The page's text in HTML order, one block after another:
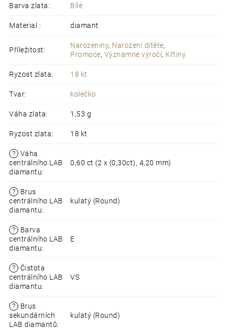
Barva zlata: Bílé
Material : diamant
Příležitost:
Narozeniny, Narození dítěte,
Promoce, Významné výročí, Křtiny
Ryzost zlata: 18 kt
Tvar: kolečko
Váha zlata: 1,53 g
Ryzost zlata: 18 kt
?
Váha
centrálního LAB
diamantu:
0,60 ct (2 x (0,30ct), 4,20 mm)
?
Brus
centrálního LAB
diamantu:
kulatý (Round)
?
Barva
centrálního LAB
diamantu:
E
?
Čistota
centrálního LAB
diamantu:
VS
?
Brus
sekundárních
LAB diamantů:
kulatý (Round)